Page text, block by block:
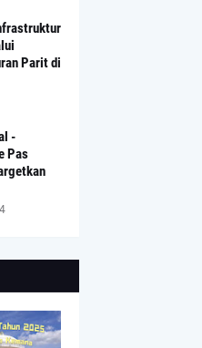
Parit di
-
Pas